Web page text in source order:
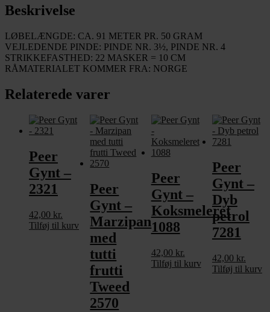
Tweed
2325
Beskrivelse
LØBELÆNGDE: CA. 91 METER PR. 50 GRAM
VEJLEDENDE PINDE: PINDE NR. 3½, PINDE NR. 4
STRIKKEFASTHED: 22 MASKER = 10 CM
RÅMATERIALET KOMMER FRA: NORGE
Relaterede varer
Peer
Gynt –
2321
42,00 kr.
Tilføj til kurv
Peer
Gynt –
Marzipan
med
tutti
frutti
Tweed
2570
Peer
Gynt –
Koksmeleret
1088
42,00 kr.
Tilføj til kurv
Peer
Gynt –
Dyb
petrol
7281
42,00 kr.
Tilføj til kurv